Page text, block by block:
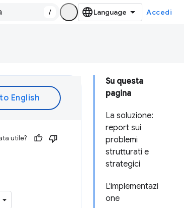
/ Accedi
Su questa
pagina
La soluzione:
report sui
problemi
strutturati e
strategici
L'implementazi
one
utile?